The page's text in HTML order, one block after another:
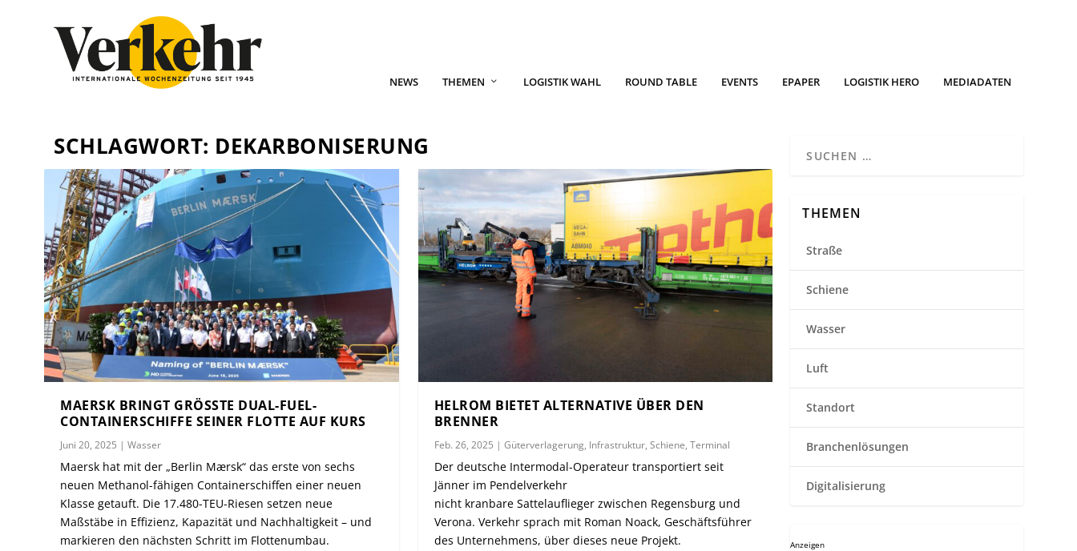
NEWS THEMEN LOGISTIK WAHL ROUND TABLE EVENTS EPAPER LOGISTIK HERO MEDIADATEN
SCHLAGWORT: DEKARBONISERUNG
MAERSK BRINGT GRÖSSTE DUAL-FUEL-C
ONTAINERSCHIFFE SEINER FLOTTE AUF KURS
Juni 20, 2025 |Wasser
Maersk hat mit der „Berlin Mærsk“ das erste von sechs
neuen Methanol-fähigen Containerschiffen einer neuen
Klasse getauft. Die 17.480-TEU-Riesen setzen neue
Maßstäbe in Effizienz, Kapazität und Nachhaltigkeit – und
markieren den nächsten Schritt im Flottenumbau.
HELROM BIETET ALTERNATIVE ÜBER DEN
BRENNER
Feb. 26, 2025 | Güterverlagerung, Infrastruktur, Schiene, Terminal
Der deutsche Intermodal-Operateur transportiert seit
Jänner im Pendelverkehr
nicht kranbare Sattelauflieger zwischen Regensburg und
Verona. Verkehr sprach mit Roman Noack, Geschäftsführer
des Unternehmens, über dieses neue Projekt.
THEMEN
Straße
Schiene
Wasser
Luft
Standort
Branchenlösungen
Digitalisierung
Anzeigen